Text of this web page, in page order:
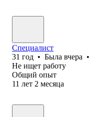
Специалист
31 год • Была вчера •
Не ищет работу
Общий опыт
11 лет 2 месяца